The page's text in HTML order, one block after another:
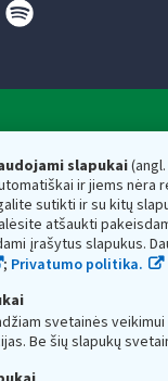
slapukai
ir jiems nėra
sutikti ir su kitų
atšaukti
įrašytus slapukus.
; Privatumo politika.
svetainės
Be šių slapukų
ministerijos
asmens kodas —
osios g. 14, 01107 Vilnius,
dėžutės adresas
mokesčių
ministerijos kaupiami ir